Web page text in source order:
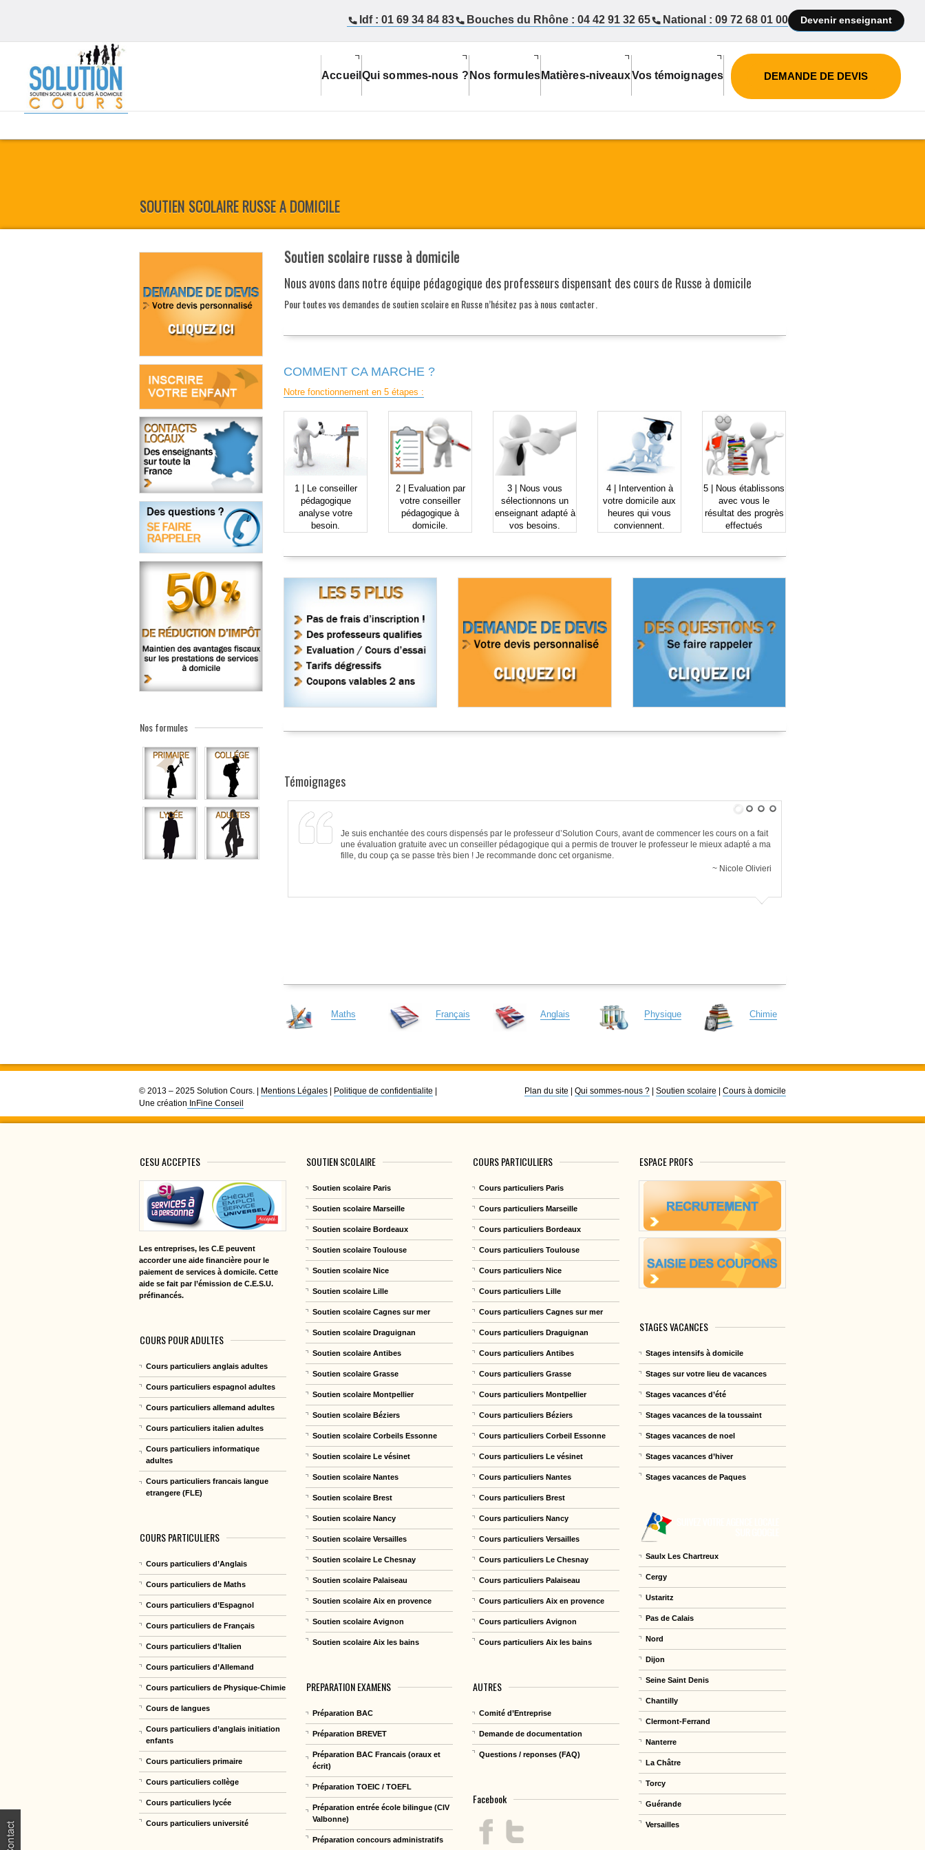
Idf : 01 69 34 84 83 Bouches du Rhône : 04 42 91 32 65 National : 09 72 68 01 00 Devenir enseignant
Accueil Qui sommes-nous ? Nos formules Matières-niveauxVos témoignages DEMANDE DE DEVIS
SOUTIEN SCOLAIRE RUSSE A DOMICILE
Nos formules
Soutien scolaire russe à domicile
Nous avons dans notre équipe pédagogique des professeurs dispensant descours de Russe à domicile
Pour toutes vos demandes desoutien scolaire en Russen’hésitez pas à nous contacter
COMMENT CA MARCHE ?
Notre fonctionnement en 5 étapes :
1 | Le conseiller
pédagogique
analyse votre
besoin.
2 | Evaluationpar
votre conseiller
pédagogique à
domicile.
3 | Nous vous
sélectionnons un
enseignantadapté à
vos besoins.
4 | Intervention à
votre domicile aux
heures qui vous
conviennent.
5 | Nous établissons
avec vous le
résultat des progrès
effectués
Témoignages
Je suis enchantée des cours dispensés par le professeur d’Solution Cours, avant de commencer les cours on a fait
une évaluation gratuite avec un conseiller pédagogique qui a permis de trouver le professeur le mieux adapté a ma
fille, du coup ça se passe très bien ! Je recommande donc cet organisme.
Nicole Olivieri
Maths Français Anglais Physique Chimie
© 2013 – 2025 Solution Cours. | Mentions Légales | Politique de confidentialite |
Une création InFine Conseil
Plan du site | Qui sommes-nous ?| Soutien scolaire | Cours à domicile
CESU ACCEPTES
Les entreprises, les C.E peuvent
accorder une aide financière pour le
paiement de services à domicile. Cette
aide se fait par l’émission de C.E.S.U.
préfinancés.
COURS POUR ADULTES
Cours particuliers anglais adultes
Cours particuliers espagnol adultes
Cours particuliers allemand adultes
Cours particuliers italien adultes
Cours particuliers informatique
adultes
Cours particuliers francais langue
etrangere (FLE)
COURS PARTICULIERS
Cours particuliers d’Anglais
Cours particuliers de Maths
Cours particuliers d’Espagnol
Cours particuliers de Français
Cours particuliers d’Italien
Cours particuliers d’Allemand
Cours particuliers de Physique-Chimie
Cours de langues
Cours particuliers d’anglais initiation
enfants
Cours particuliers primaire
Cours particuliers collège
Cours particuliers lycée
Cours particuliers université
SOUTIEN SCOLAIRE
Soutien scolaire Paris
Soutien scolaire Marseille
Soutien scolaire Bordeaux
Soutien scolaire Toulouse
Soutien scolaire Nice
Soutien scolaire Lille
Soutien scolaire Cagnes sur mer
Soutien scolaire Draguignan
Soutien scolaire Antibes
Soutien scolaire Grasse
Soutien scolaire Montpellier
Soutien scolaire Béziers
Soutien scolaire Corbeils Essonne
Soutien scolaire Le vésinet
Soutien scolaire Nantes
Soutien scolaire Brest
Soutien scolaire Nancy
Soutien scolaire Versailles
Soutien scolaire Le Chesnay
Soutien scolaire Palaiseau
Soutien scolaire Aix en provence
Soutien scolaire Avignon
Soutien scolaire Aix les bains
PREPARATION EXAMENS
Préparation BAC
Préparation BREVET
Préparation BAC Francais (oraux et
écrit)
Préparation TOEIC / TOEFL
Préparation entrée école bilingue (CIV
Valbonne)
Préparation concours administratifs
COURS PARTICULIERS
Cours particuliers Paris
Cours particuliers Marseille
Cours particuliers Bordeaux
Cours particuliers Toulouse
Cours particuliers Nice
Cours particuliers Lille
Cours particuliers Cagnes sur mer
Cours particuliers Draguignan
Cours particuliers Antibes
Cours particuliers Grasse
Cours particuliers Montpellier
Cours particuliers Béziers
Cours particuliers Corbeil Essonne
Cours particuliers Le vésinet
Cours particuliers Nantes
Cours particuliers Brest
Cours particuliers Nancy
Cours particuliers Versailles
Cours particuliers Le Chesnay
Cours particuliers Palaiseau
Cours particuliers Aix en provence
Cours particuliers Avignon
Cours particuliers Aix les bains
AUTRES
Comité d’Entreprise
Demande de documentation
Questions / reponses (FAQ)
Facebook
ESPACE PROFS
STAGES VACANCES
Stages intensifs à domicile
Stages sur votre lieu de vacances
Stages vacances d’été
Stages vacances de la toussaint
Stages vacances de noel
Stages vacances d’hiver
Stages vacances de Paques
Saulx Les Chartreux
Cergy
Ustaritz
Pas de Calais
Nord
Dijon
Seine Saint Denis
Chantilly
Clermont-Ferrand
Nanterre
La Châtre
Torcy
Guérande
Versailles